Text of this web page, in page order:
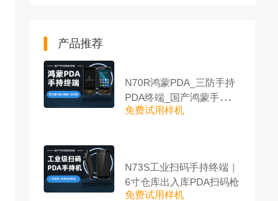
产品推荐
N70R鸿蒙PDA_三防手持
PDA终端_国产鸿蒙手持终
端
免费试用样机
N73S工业扫码手持终端｜
6寸仓库出入库PDA扫码枪
免费试用样机